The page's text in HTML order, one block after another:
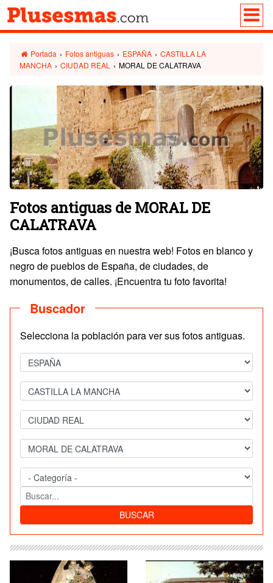
Portada › Fotos antiguas › ESPAÑA › CASTILLA LA
MANCHA › CIUDAD REAL › MORAL DE CALATRAVA
Fotos antiguas de MORAL DE
CALATRAVA
¡Busca fotos antiguas en nuestra web! Fotos en blanco y
negro de pueblos de España, de ciudades, de
monumentos, de calles. ¡Encuentra tu foto favorita!
Buscador
Selecciona la población para ver sus fotos antiguas.
BUSCAR